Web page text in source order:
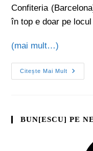
Confiteria
în top e doar pe locul
(mai mult…)
Citește Mai Mult
BUN[ESCU] PE